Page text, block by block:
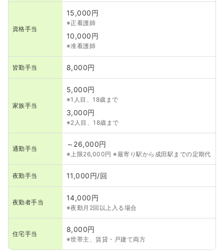
資格手当
15,000円
※正看護師
10,000円
※准看護師
皆勤手当 8,000円
家族手当
5,000円
※1人目、18歳まで
3,000円
※2人目、18歳まで
通勤手当
～26,000円
※上限26,000円 ※最寄り駅から成田駅までの定期代
夜勤手当 11,000円/回
夜勤者手当
14,000円
※夜勤月2回以上入る場合
住宅手当
8,000円
※世帯主、賃貸・戸建て両方